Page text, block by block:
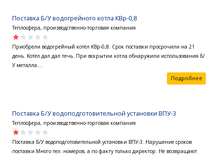
Поставка Б/У водогрейного котла КВр-0,8
Теплосфера, производственно-торговая компания
star
star
star
star
star
Приобрели водогрейный котёл КВр-0,8. Срок поставки просрочили на 21
день. Котёл дал дал течь. При вскрытии котла обнаружили использования Б/
У металла....
Подробнее
Поставка Б/У водоподготовительной установки ВПУ-3
Теплосфера, производственно-торговая компания
star
star
star
star
star
Поставка Б/У водоподготовительной установки ВПУ-3. Нарушение сроков
поставки Много тел. номеров, а по факту только директор. Не возвращают